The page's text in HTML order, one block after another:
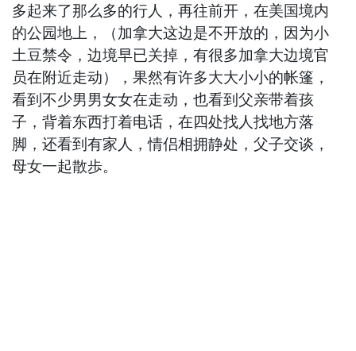
多起来了那么多的行人，再往前开，在美国境内
的公园地上，（加拿大这边是不开放的，因为小
土豆禁令，边境早已关掉，有很多加拿大边境官
员在附近走动），果然有许多大大小小的帐篷，
看到不少男男女女在走动，也看到父亲带着孩
子，背着东西打着电话，在四处找人找地方落
脚，还看到有家人，情侣相拥静处，父子交谈，
母女一起散歩。